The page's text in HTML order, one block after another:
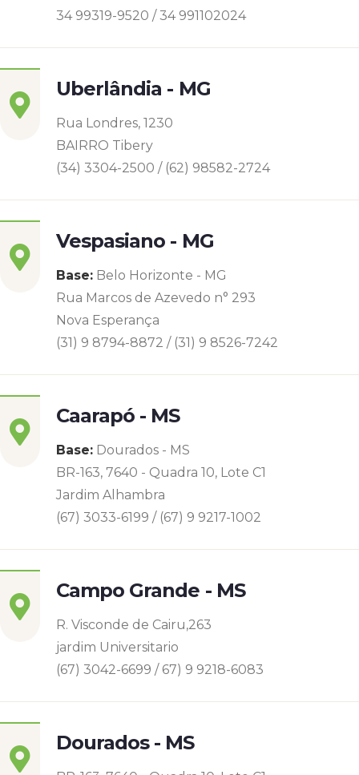
34 99319-9520 / 34 991102024
Uberlândia - MG
Rua Londres, 1230
BAIRRO Tibery
(34) 3304-2500 / (62) 98582-2724
Vespasiano - MG
Base: Belo Horizonte - MG
Rua Marcos de Azevedo n° 293
Nova Esperança
(31) 9 8794-8872 / (31) 9 8526-7242
Caarapó - MS
Base: Dourados - MS
BR-163, 7640 - Quadra 10, Lote C1
Jardim Alhambra
(67) 3033-6199 / (67) 9 9217-1002
Campo Grande - MS
R. Visconde de Cairu,263
jardim Universitario
(67) 3042-6699 / 67) 9 9218-6083
Dourados - MS